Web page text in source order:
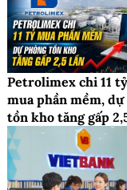
Petrolimex chi 11
mua phần mềm,
tồn kho tăng gấp